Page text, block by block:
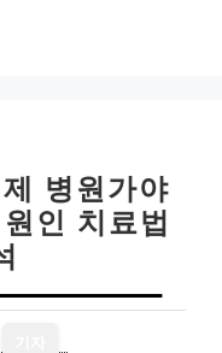
병원가야
인 치료법